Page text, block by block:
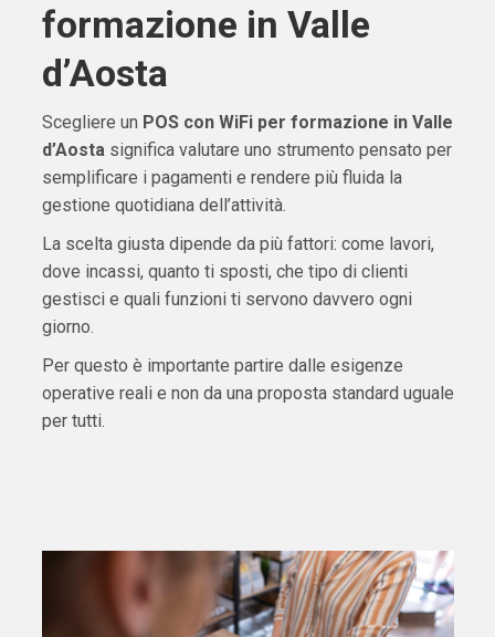
formazione in Valle
d’Aosta
Scegliere un POS con WiFi per formazione in Valle
d’Aostasignifica valutare uno strumento pensato per
semplificare i pagamenti e rendere più fluida la
gestione quotidiana dell’attività.
La scelta giusta dipende da più fattori: come lavori,
dove incassi, quanto ti sposti, che tipo di clienti
gestisci e quali funzioni ti servono davvero ogni
giorno.
Per questo è importante partire dalle esigenze
operative reali e non da una proposta standard uguale
per tutti.